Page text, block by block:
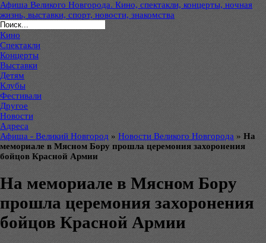
Афиша Великого Новгорода. Кино, спектакли, концерты, ночная
жизнь, выставки, спорт, новости, знакомства
Кино
Спектакли
Концерты
Выставки
Детям
Клубы
Фестивали
Другое
Новости
Адреса
Афиша - Великий Новгород » Новости Великого Новгорода » На
мемориале в Мясном Бору прошла церемония захоронения
бойцов Красной Армии
На мемориале в Мясном Бору
прошла церемония захоронения
бойцов Красной Армии